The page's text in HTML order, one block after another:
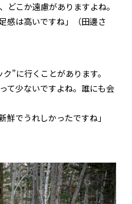
どこか遠慮がありますよね。
感は高いですね」（田邊さ
”に行くことがあります。
て少ないですよね。誰にも会
鮮でうれしかったですね」